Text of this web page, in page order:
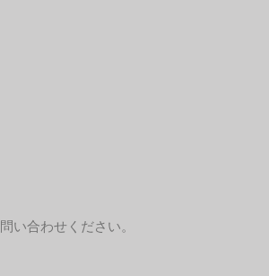
い合わせください。